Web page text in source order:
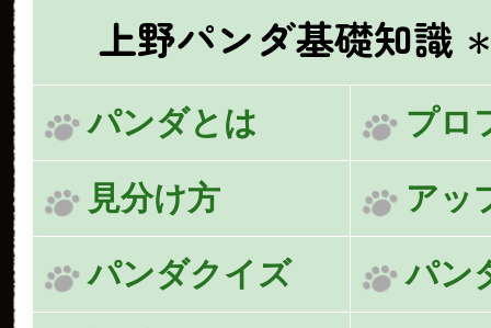
上野パンダ基礎知識
パンダとは プロ
見分け方 アッ
パンダクイズ パン